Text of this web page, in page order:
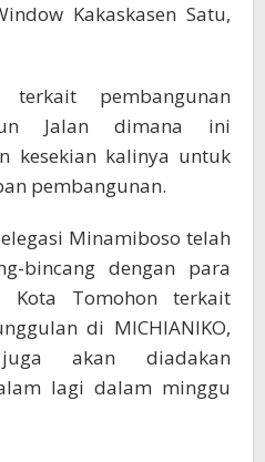
Kakaskasen Satu,
terkait pembangunan
Jalan dimana ini
kesekian kalinya untuk
pembangunan.
Minamiboso telah
bincang dengan para
Tomohon terkait
di MICHIANIKO,
akan diadakan
lagi dalam minggu